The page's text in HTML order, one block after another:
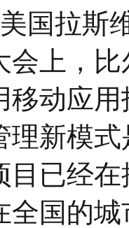
国拉斯
会上，
移动应
理新模
目已经
全国的